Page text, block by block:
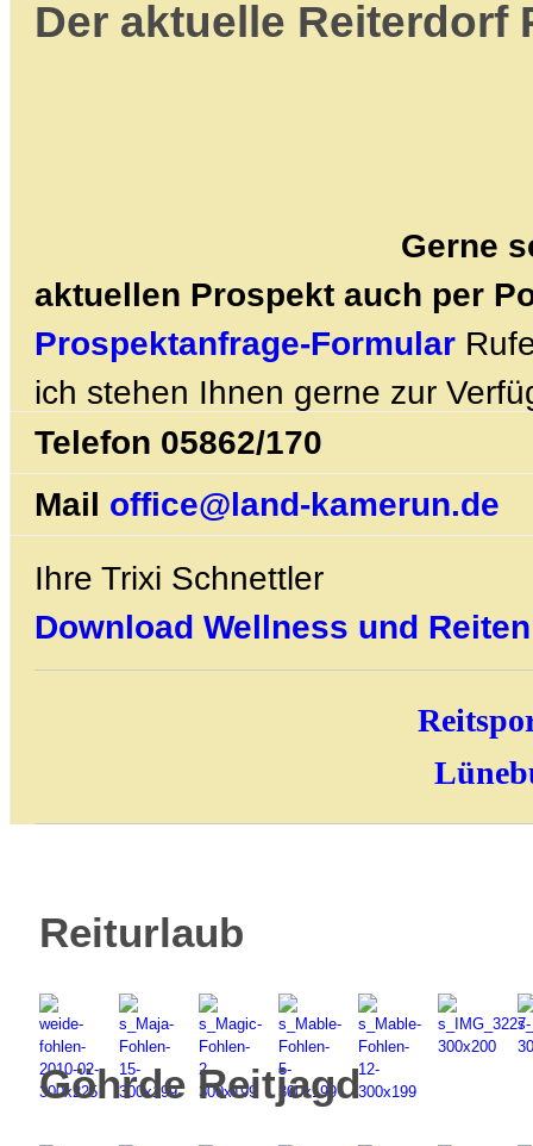
Der aktuelle Reiterdorf
Gerne
aktuellen Prospekt auch per
Prospektanfrage-Formular
ich stehen Ihnen gerne zur
Telefon 05862/170
Mail office@land-kamerun.de
Ihre Trixi Schnettler
Download Wellness und
Reiturlaub
Göhrde Reitjagd